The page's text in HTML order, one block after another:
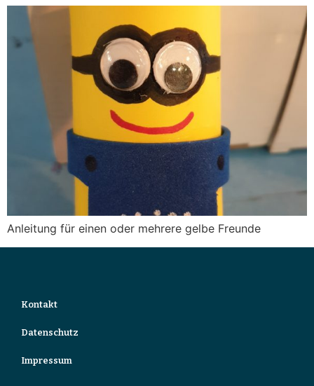
Anleitung für einen oder mehrere gelbe Freunde
Kontakt
Datenschutz
Impressum